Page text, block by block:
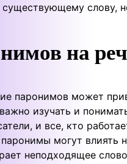
слову,
на
паронимов может
изучать и
и все, кто
могут
неподходящее